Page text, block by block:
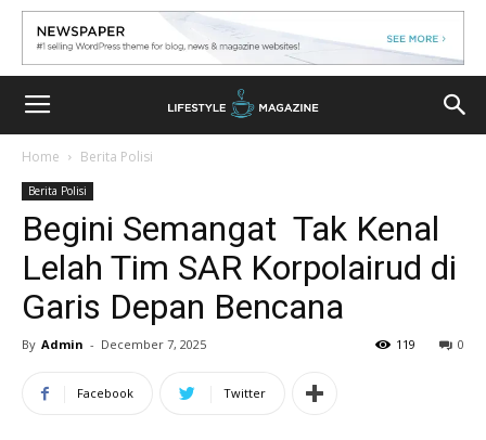
Home Berita Polisi
Berita Polisi
Begini Semangat Tak Kenal
Lelah Tim SAR Korpolairud di
Garis Depan Bencana
By Admin - December 7, 2025 0
119
Facebook Twitter